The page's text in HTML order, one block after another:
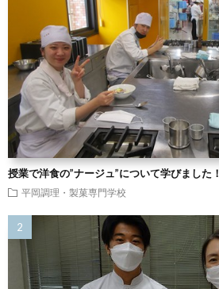
授業で洋食の”ナージュ”について学びました！
平岡調理・製菓専門学校